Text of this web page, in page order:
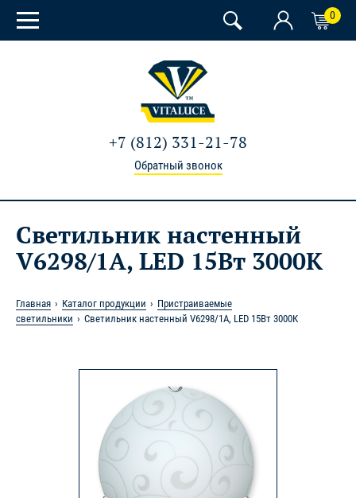
0
+7 (812) 331-21-78
Обратный звонок
Светильник настенный
V6298/1A, LED 15Вт 3000К
Главная Каталог продукции
Пристраиваемые
светильники
Светильник настенный V6298/1A, LED 15Вт 3000К